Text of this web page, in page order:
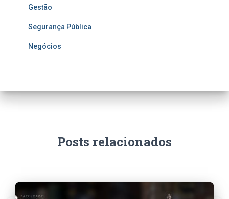
Gestão
Segurança Pública
Negócios
Posts relacionados